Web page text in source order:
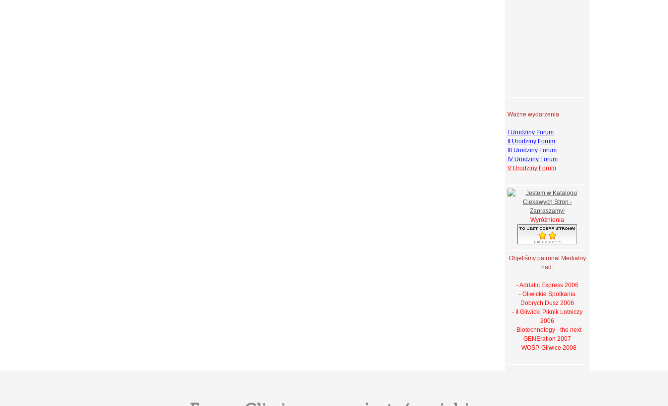
Ważne wydarzenia
I Urodziny Forum
II Urodziny Forum
III Urodziny Forum
IV Urodziny Forum
V Urodziny Forum
Wyróżnienia
Objeliśmy patronat Medialny
nad:
- Adriatic Express 2006
- Gliwickie Spotkania
Dobrych Dusz 2006
- II Gliwicki Piknik Lotniczy
2006
- Biotechnology - the next
GENEration 2007
- WOŚP-Gliwice 2008